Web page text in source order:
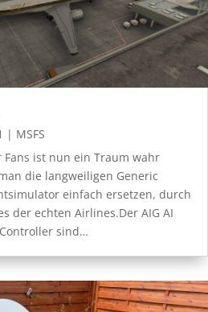
| MSFS
Fans ist nun ein Traum wahr
die langweiligen Generic
einfach ersetzen, durch
der echten Airlines.Der AIG AI
sind…